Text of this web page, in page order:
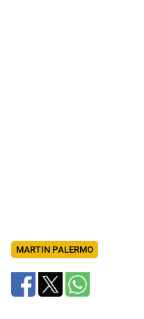
MARTIN PALERMO